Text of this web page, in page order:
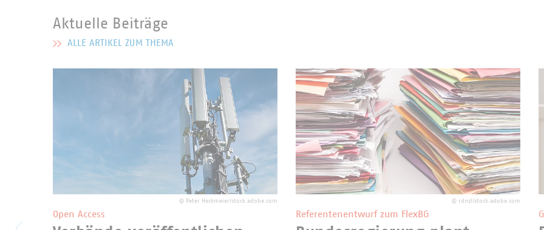
31.500 Tonnen Abfall. Darüber hinaus halten sie die Straßen sauber und befreien
Eisglätte. Und sie bringen die Zukunftsinfrastruktur in die Region: Glasfaser.
Aktuelle Beiträge
MEHR ZU AKTUELLE BEITRÄGE
ALLE ARTIKEL ZUM THEMA
© Peter Heckmeier/stock.adobe.com
Open Access
© rdnzl/stock.adobe.com
Referentenentwurf zum FlexBG